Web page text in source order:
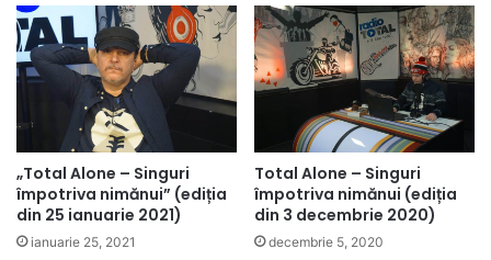
„Total Alone – Singuri
împotriva nimănui” (ediția
din 25 ianuarie 2021)
ianuarie 25, 2021
Total Alone – Singuri
împotriva nimănui (ediția
din 3 decembrie 2020)
decembrie 5, 2020